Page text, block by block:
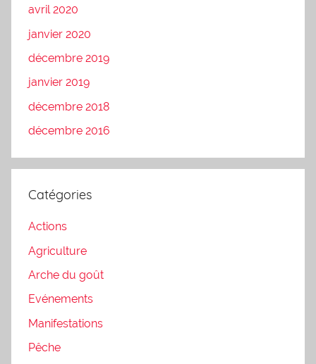
avril 2020
janvier 2020
décembre 2019
janvier 2019
décembre 2018
décembre 2016
Catégories
Actions
Agriculture
Arche du goût
Evénements
Manifestations
Pêche